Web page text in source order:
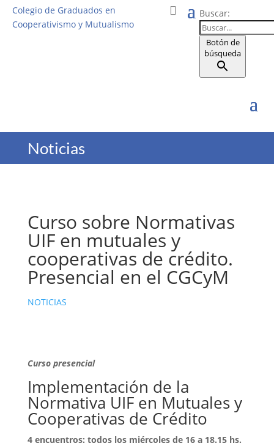
Colegio de Graduados en
Cooperativismo y Mutualismo
Buscar:
Botón de
búsqueda
Noticias
Curso sobre Normativas
UIF en mutuales y
cooperativas de crédito.
Presencial en el CGCyM
NOTICIAS
Curso presencial
Implementación de la
Normativa UIF en Mutuales y
Cooperativas de Crédito
4 encuentros: todos los miércoles de 16 a 18.15 hs.